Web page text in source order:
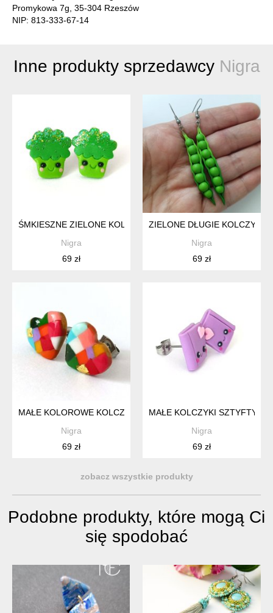
Promykowa 7g, 35-304 Rzeszów
NIP: 813-333-67-14
Inne produkty sprzedawcy Nigra
ŚMKIESZNE ZIELONE KOLCZYKI BROKUŁY KAWAII NA
Nigra
69 zł
ZIELONE DŁUGIE KOLCZYKI
Nigra
69 zł
MAŁE KOLOROWE KOLCZYKI SERCA MOZAIKOWE SERCE
Nigra
69 zł
MAŁE KOLCZYKI SZTYFTY
Nigra
69 zł
zobacz wszystkie produkty
Podobne produkty, które mogą Ci
się spodobać